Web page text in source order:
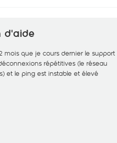
d'aide
que je cours dernier le support
répétitives (le réseau
et le ping est instable et élevé